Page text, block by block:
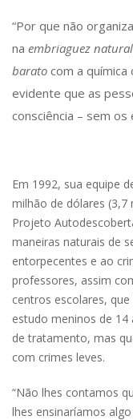
“Por que não
na embriaguez natural
barato com a
evidente que as
consciência – sem
Em 1992, sua equipe
milhão de dólares (3,7
Projeto
maneiras naturais de
entorpecentes e ao
professores, assim
centros escolares,
estudo meninos de 14
de tratamento, mas
com crimes leves.
“Não lhes contamos
lhes ensinaríamos